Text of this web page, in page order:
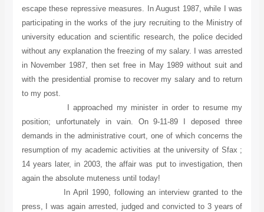
escape these repressive measures. In August 1987, while I was
participating in the works of the jury recruiting to the Ministry of
university education and scientific research, the police decided
without any explanation the freezing of my salary. I was arrested
in November 1987, then set free in May 1989 without suit and
with the presidential promise to recover my salary and to return
to my post.
I approached my minister in order to resume my
position; unfortunately in vain. On 9-11-89 I deposed three
demands in the administrative court, one of which concerns the
resumption of my academic activities at the university of Sfax ;
14 years later, in 2003, the affair was put to investigation, then
again the absolute muteness until today!
In April 1990, following an interview granted to the
press, I was again arrested, judged and convicted to 3 years of